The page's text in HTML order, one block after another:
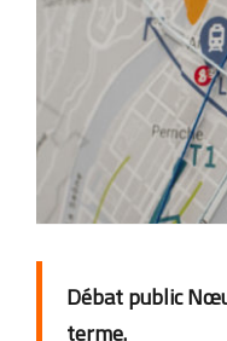
Débat public
terme.